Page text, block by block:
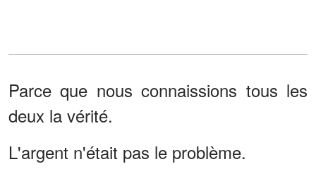
Parce que nous connaissions tous les
deux la vérité.
L'argent n'était pas le problème.